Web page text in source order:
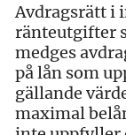
Avdragsrätt i
ränteutgifter
medges
på lån som
gällande
maximal